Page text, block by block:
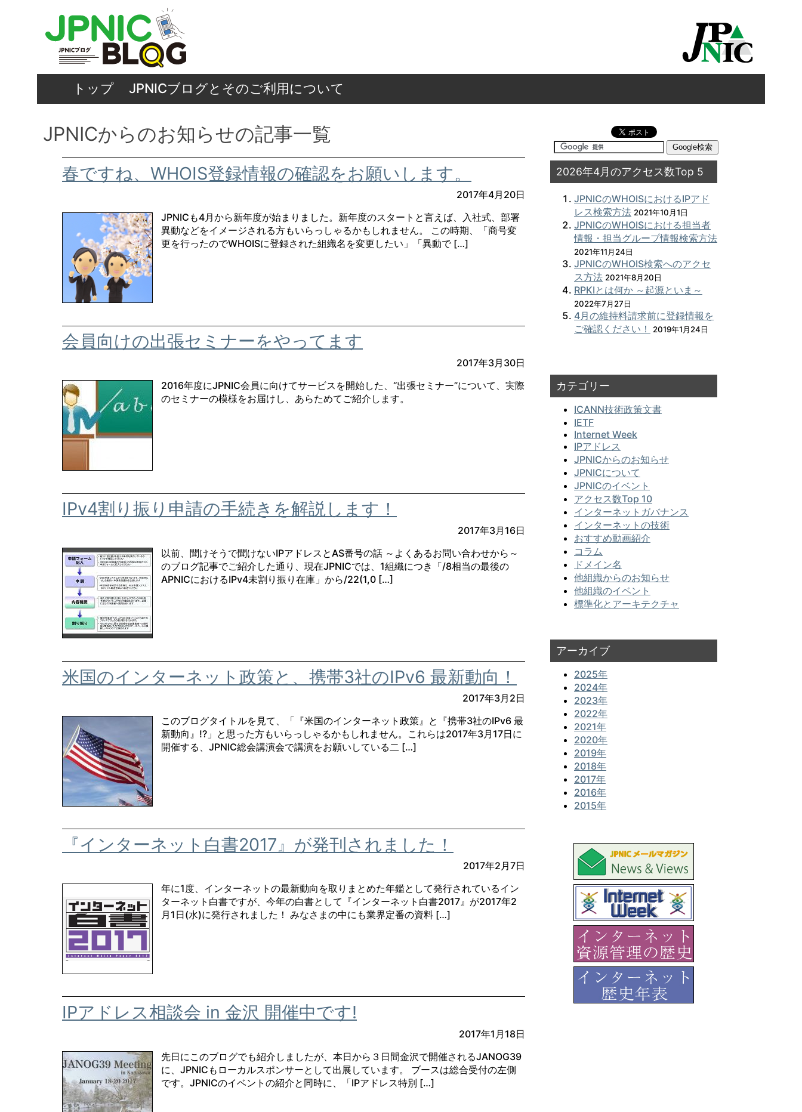
トップ JPNICブログとそのご利用について
JPNICからのお知らせの記事一覧
春ですね、WHOIS登録情報の確認をお願いします。
2017年4月20日
JPNICも4月から新年度が始まりました。新年度のスタートと言えば、入社式、部署
異動などをイメージされる方もいらっしゃるかもしれません。 この時期、「商号変
更を行ったのでWHOISに登録された組織名を変更したい」「異動で […]
会員向けの出張セミナーをやってます
2017年3月30日
2016年度にJPNIC会員に向けてサービスを開始した、“出張セミナー”について、実際
のセミナーの模様をお届けし、あらためてご紹介します。
IPv4割り振り申請の手続きを解説します！
2017年3月16日
以前、聞けそうで聞けないIPアドレスとAS番号の話 ～よくあるお問い合わせから～
のブログ記事でご紹介した通り、現在JPNICでは、1組織につき「/8相当の最後の
APNICにおけるIPv4未割り振り在庫」から/22(1,0 […]
米国のインターネット政策と、携帯3社のIPv6 最新動向！
2017年3月2日
このブログタイトルを見て、「『米国のインターネット政策』と『携帯3社のIPv6 最
新動向』!?」と思った方もいらっしゃるかもしれません。これらは2017年3月17日に
開催する、JPNIC総会講演会で講演をお願いしている二 […]
『インターネット白書2017』が発刊されました！
2017年2月7日
年に1度、インターネットの最新動向を取りまとめた年鑑として発行されているイン
ターネット白書ですが、今年の白書として『インターネット白書2017』が2017年2
月1日(水)に発行されました！ みなさまの中にも業界定番の資料 […]
IPアドレス相談会 in 金沢 開催中です!
2017年1月18日
先日にこのブログでも紹介しましたが、本日から３日間金沢で開催されるJANOG39
に、JPNICもローカルスポンサーとして出展しています。 ブースは総合受付の左側
です。JPNICのイベントの紹介と同時に、「IPアドレス特別 […]
2026年4月のアクセス数Top 5
JPNICのWHOISにおけるIPアド
レス検索方法 2021年10月1日
JPNICのWHOISにおける担当者
情報・担当グループ情報検索方法
2021年11月24日
JPNICのWHOIS検索へのアクセ
ス方法 2021年8月20日
RPKIとは何か ～起源といま～
2022年7月27日
4月の維持料請求前に登録情報を
ご確認ください！
2019年1月24日
カテゴリー
ICANN技術政策文書
IETF
Internet Week
IPアドレス
JPNICからのお知らせ
JPNICについて
JPNICのイベント
アクセス数Top 10
インターネットガバナンス
インターネットの技術
おすすめ動画紹介
コラム
ドメイン名
他組織からのお知らせ
他組織のイベント
標準化とアーキテクチャ
アーカイブ
2025年
2024年
2023年
2022年
2021年
2020年
2019年
2018年
2017年
2016年
2015年